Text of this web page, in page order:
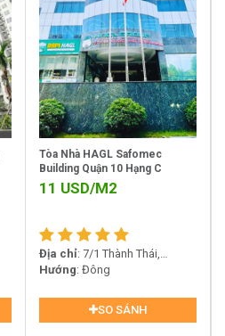
Tòa Nhà HAGL Safomec
Building Quận 10 Hạng C
11 USD/M2
Địa chỉ: 7/1 Thành Thái,
Phường 14, Quận 10
Hướng : Đông
SO SÁNH